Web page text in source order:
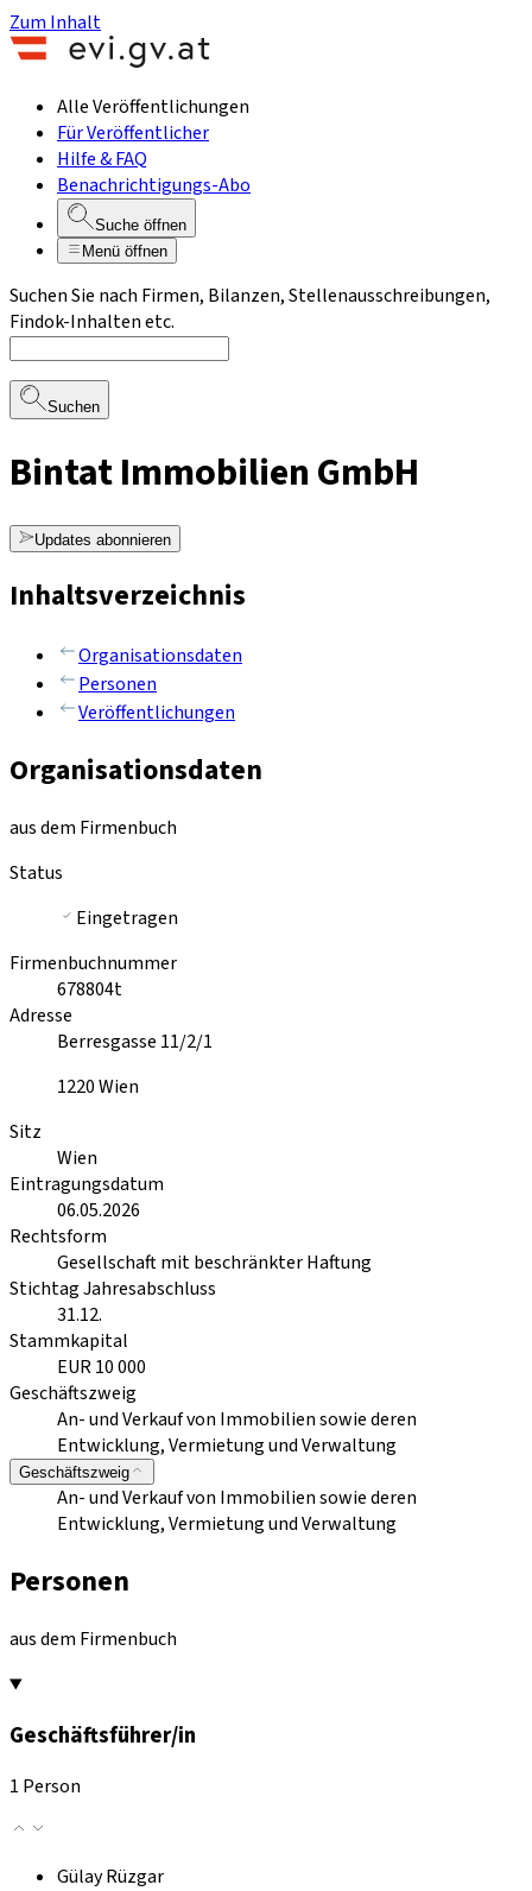
Zum Inhalt
Alle Veröffentlichungen
Für Veröffentlicher
Hilfe & FAQ
Benachrichtigungs-Abo
Suche öffnen
Menü öffnen
Suchen Sie nach Firmen, Bilanzen, Stellenausschreibungen,
Findok-Inhalten etc.
Suchen
Bintat Immobilien GmbH
Updates abonnieren
Inhaltsverzeichnis
Organisationsdaten
Personen
Veröffentlichungen
Organisationsdaten
aus dem Firmenbuch
Status
Eingetragen
Firmenbuchnummer
678804t
Adresse
Berresgasse 11/2/1
1220Wien
Sitz
Wien
Eintragungsdatum
06.05.2026
Rechtsform
Gesellschaft mit beschränkter Haftung
Stichtag Jahresabschluss
31.12.
Stammkapital
EUR 10 000
Geschäftszweig
An- und Verkauf von Immobilien sowie deren
Entwicklung, Vermietung und Verwaltung
Geschäftszweig
An- und Verkauf von Immobilien sowie deren
Entwicklung, Vermietung und Verwaltung
Personen
aus dem Firmenbuch
Geschäftsführer/in
1 Person
Gülay Rüzgar